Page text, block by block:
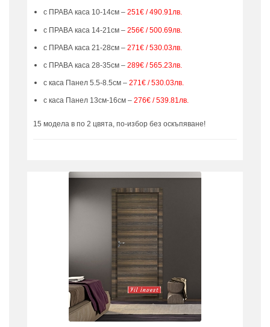
с ПРАВА каса 10-14см –251€ / 490.91лв.
с ПРАВА каса 14-21см –256€ / 500.69лв.
с ПРАВА каса 21-28см –271€ / 530.03лв.
с ПРАВА каса 28-35см –289€ / 565.23лв.
с каса Панел 5.5-8.5см –271€ / 530.03лв.
с каса Панел 13см-16см –276€ / 539.81лв.
15 модела в по 2 цвята, по-избор без оскъпяване!